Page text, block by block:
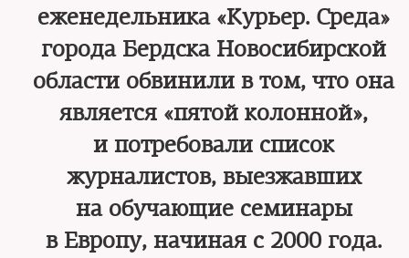
еженедельника «Курьер. Среда»
города Бердска Новосибирской
области обвинили в том, что она
является «пятой колонной»,
и потребовали список
журналистов, выезжавших
на обучающие семинары
в Европу, начиная с 2000 года.